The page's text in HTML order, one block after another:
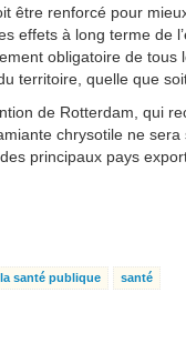
être renforcé pour
effets à long terme de
obligatoire de
territoire, quelle que
de Rotterdam, qui
chrysotile ne
principaux pays
santé publique santé